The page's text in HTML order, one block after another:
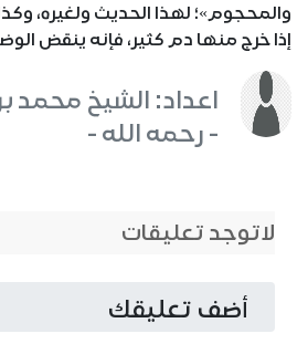
والمحجوم»؛ لهذا الحديث ولغيره،
إذا خرج منها دم كثير، فإنه ينقض
اعداد: الشيخ محمد
- رحمه الله -
لاتوجد تعليقات
أضف تعليقك